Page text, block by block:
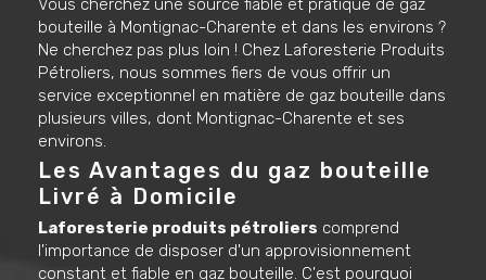
Vous cherchez une source fiable et pratique de gaz
bouteille à Montignac-Charente et dans les environs ?
Ne cherchez pas plus loin ! Chez Laforesterie Produits
Pétroliers, nous sommes fiers de vous offrir un
service exceptionnel en matière de gaz bouteille dans
plusieurs villes, dont Montignac-Charente et ses
environs.
Les Avantages du gaz bouteille
Livré à Domicile
Laforesterie produits pétroliers comprend
l'importance de disposer d'un approvisionnement
constant et fiable en gaz bouteille. C'est pourquoi